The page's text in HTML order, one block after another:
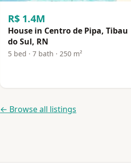
R$ 1.4M
House in Centro de Pipa, Tibau
do Sul, RN
5 bed · 7 bath · 250 m²
← Browse all listings